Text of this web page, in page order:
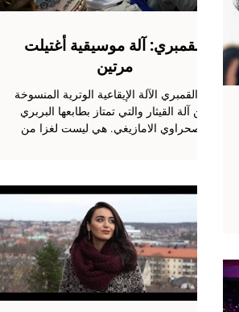
القمبري: آلة موسيقية أغتيلت
مرتين
آلة القمبري الآلة الإيقاعية الوترية المنسوخة
عن آلة القيثار والتي تمتاز بطابعها البربري
الصحراوي الامازيغي. هي ليست لغزا من